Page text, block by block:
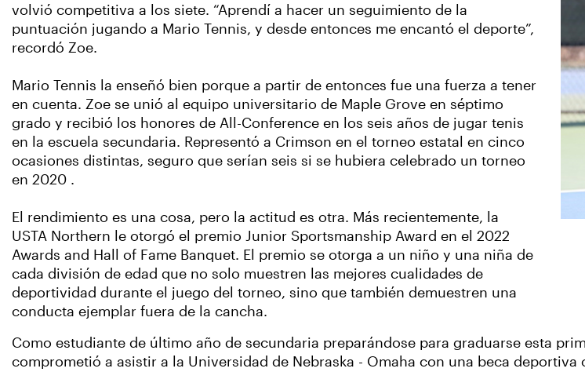
volvió competitiva a los siete. “Aprendí a hacer un seguimiento de la
puntuación jugando a Mario Tennis, y desde entonces me encantó el deporte”,
recordó Zoe.
Mario Tennis la enseñó bien porque a partir de entonces fue una fuerza a tener
en cuenta. Zoe se unió al equipo universitario de Maple Grove en séptimo
grado y recibió los honores de All-Conference en los seis años de jugar tenis
en la escuela secundaria. Representó a Crimson en el torneo estatal en cinco
ocasiones distintas, seguro que serían seis si se hubiera celebrado un torneo
en 2020 .
El rendimiento es una cosa, pero la actitud es otra. Más recientemente, la
USTA Northern le otorgó el premio Junior Sportsmanship Award en el 2022
Awards and Hall of Fame Banquet. El premio se otorga a un niño y una niña de
cada división de edad que no solo muestren las mejores cualidades de
deportividad durante el juego del torneo, sino que también demuestren una
conducta ejemplar fuera de la cancha.
Como estudiante de último año de secundaria preparándose para graduarse esta
comprometió a asistir a la Universidad de Nebraska - Omaha con una beca